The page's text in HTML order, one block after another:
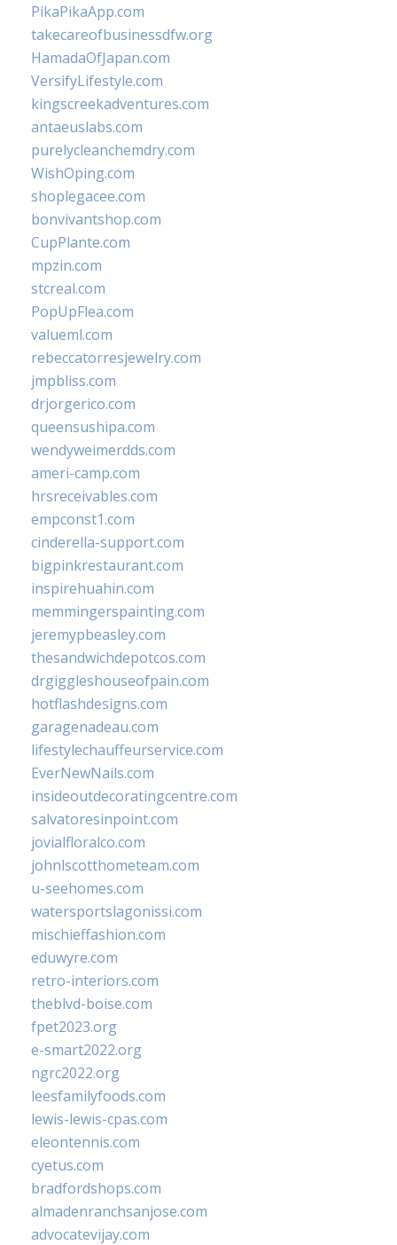
PikaPikaApp.com
takecareofbusinessdfw.org
HamadaOfJapan.com
VersifyLifestyle.com
kingscreekadventures.com
antaeuslabs.com
purelycleanchemdry.com
WishOping.com
shoplegacee.com
bonvivantshop.com
CupPlante.com
mpzin.com
stcreal.com
PopUpFlea.com
valueml.com
rebeccatorresjewelry.com
jmpbliss.com
drjorgerico.com
queensushipa.com
wendyweimerdds.com
ameri-camp.com
hrsreceivables.com
empconst1.com
cinderella-support.com
bigpinkrestaurant.com
inspirehuahin.com
memmingerspainting.com
jeremypbeasley.com
thesandwichdepotcos.com
drgiggleshouseofpain.com
hotflashdesigns.com
garagenadeau.com
lifestylechauffeurservice.com
EverNewNails.com
insideoutdecoratingcentre.com
salvatoresinpoint.com
jovialfloralco.com
johnlscotthometeam.com
u-seehomes.com
watersportslagonissi.com
mischieffashion.com
eduwyre.com
retro-interiors.com
theblvd-boise.com
fpet2023.org
e-smart2022.org
ngrc2022.org
leesfamilyfoods.com
lewis-lewis-cpas.com
eleontennis.com
cyetus.com
bradfordshops.com
almadenranchsanjose.com
advocatevijay.com